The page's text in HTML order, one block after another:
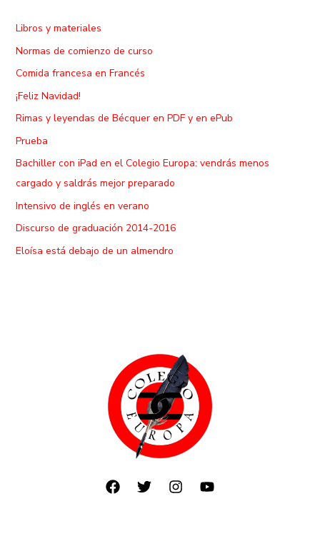
Libros y materiales
Normas de comienzo de curso
Comida francesa en Francés
¡Feliz Navidad!
Rimas y leyendas de Bécquer en PDF y en ePub
Prueba
Bachiller con iPad en el Colegio Europa: vendrás menos
cargado y saldrás mejor preparado
Intensivo de inglés en verano
Discurso de graduación 2014-2016
Eloísa está debajo de un almendro